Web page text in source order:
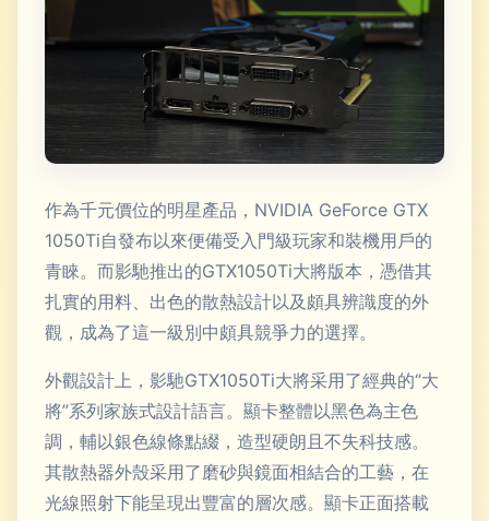
作為千元價位的明星產品，NVIDIA GeForce GTX
1050Ti自發布以來便備受入門級玩家和裝機用戶的
青睞。而影馳推出的GTX1050Ti大將版本，憑借其
扎實的用料、出色的散熱設計以及頗具辨識度的外
觀，成為了這一級別中頗具競爭力的選擇。
外觀設計上，影馳GTX1050Ti大將采用了經典的“大
將”系列家族式設計語言。顯卡整體以黑色為主色
調，輔以銀色線條點綴，造型硬朗且不失科技感。
其散熱器外殼采用了磨砂與鏡面相結合的工藝，在
光線照射下能呈現出豐富的層次感。顯卡正面搭載